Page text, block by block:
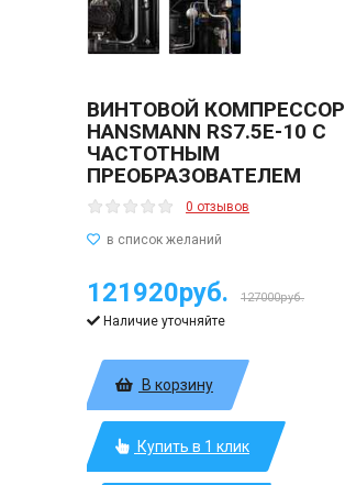
ВИНТОВОЙ КОМПРЕССОР
HANSMANN RS7.5E-10 С
ЧАСТОТНЫМ
ПРЕОБРАЗОВАТЕЛЕМ
0 отзывов
121920руб. 127000руб.
Наличие уточняйте
В корзину
Купить в 1 клик